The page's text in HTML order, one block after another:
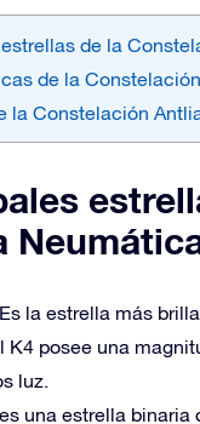
de la
de la
la Constelación
la estrella más
K4 posee una
luz.
una estrella